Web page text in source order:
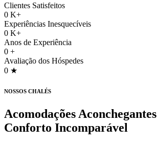
Clientes Satisfeitos
0 K+
Experiências Inesquecíveis
0 K+
Anos de Experiência
0 +
Avaliação dos Hóspedes
0 ★
NOSSOS CHALÉS
Acomodações Aconchegantes
Conforto Incomparável